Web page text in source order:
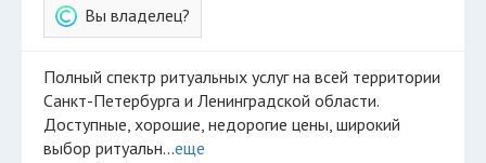
Вы владелец?
Полный спектр ритуальных услуг на всей территории
Санкт-Петербурга и Ленинградской области.
Доступные, хорошие, недорогие цены, широкий
выбор ритуальн...еще